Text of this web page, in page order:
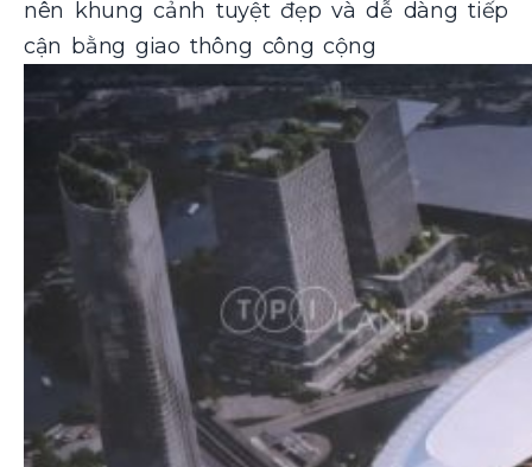
nên khung cảnh tuyệt đẹp và dễ dàng tiếp
cận bằng giao thông công cộng